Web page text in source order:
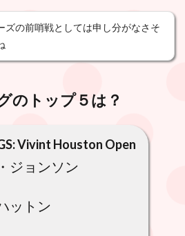
ズの前哨戦としては申し分がなさそ
のトップ５は？
Vivint Houston Open
ジョンソン
ットン